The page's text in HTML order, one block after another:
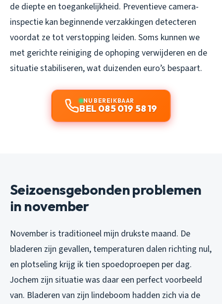
de diepte en toegankelijkheid. Preventieve camera-
inspectie kan beginnende verzakkingen detecteren
voordat ze tot verstopping leiden. Soms kunnen we
met gerichte reiniging de ophoping verwijderen en de
situatie stabiliseren, wat duizenden euro’s bespaart.
NU BEREIKBAAR
BEL 085 019 58 19
Seizoensgebonden problemen
in november
November is traditioneel mijn drukste maand. De
bladeren zijn gevallen, temperaturen dalen richting nul,
en plotseling krijg ik tien spoedoproepen per dag.
Jochem zijn situatie was daar een perfect voorbeeld
van. Bladeren van zijn lindeboom hadden zich via de